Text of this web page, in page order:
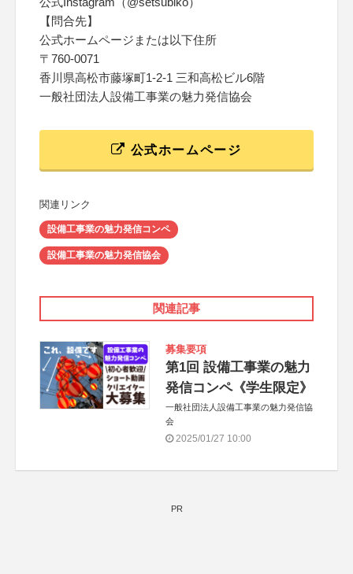
【問合先】
公式ホームページまたは以下住所
〒760-0071
香川県高松市藤塚町1-2-1 三和高松ビル6階
一般社団法人設備工事業の魅力発信協会
公式ホームページ
関連リンク
設備工事業の魅力発信コンペ
設備工事業の魅力発信協会
関連記事
募集要項
第1回 設備工事業の魅力
発信コンペ《学生限定》
一般社団法人設備工事業の魅力発信協
会
2025/01/27 10:00
PR